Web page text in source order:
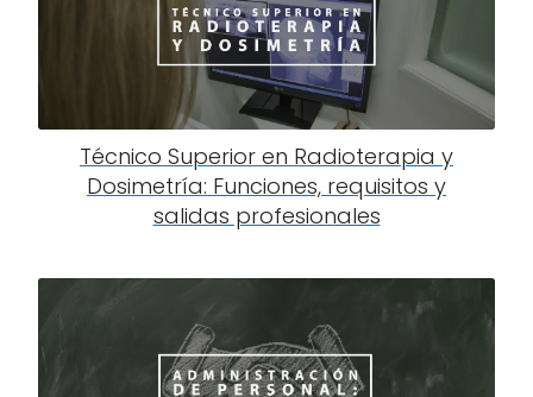
Técnico Superior en Radioterapia y
Dosimetría: Funciones, requisitos y
salidas profesionales